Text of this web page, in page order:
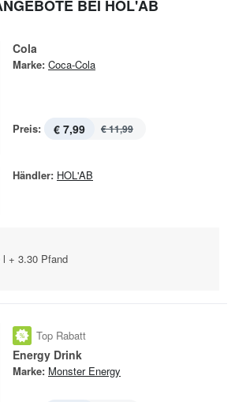
BEI HOL'AB
Cola
Marke: Coca-Cola
Preis: € 7,99 € 11,99
Händler: HOL'AB
l + 3.30 Pfand
Top Rabatt
Energy Drink
Marke: Monster Energy